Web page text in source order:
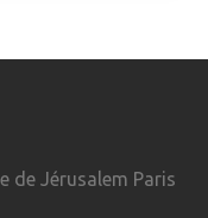
de Jérusalem Paris